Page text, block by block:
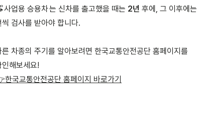
사업용 승용차는 신차를 출고했을 때는 2년 후에, 그 이후에는
씩 검사를 받아야 합니다.
른 차종의 주기를 알아보려면 한국교통안전공단 홈페이지를
한국교통안전공단 홈페이지 바로가기